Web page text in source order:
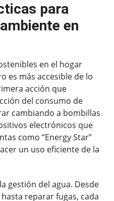
para
en
en el hogar
es más accesible de lo
acción que
del consumo de
cambiando a bombillas
electrónicos que
como “Energy Star”
un uso eficiente de la
gestión del agua. Desde
reparar fugas, cada